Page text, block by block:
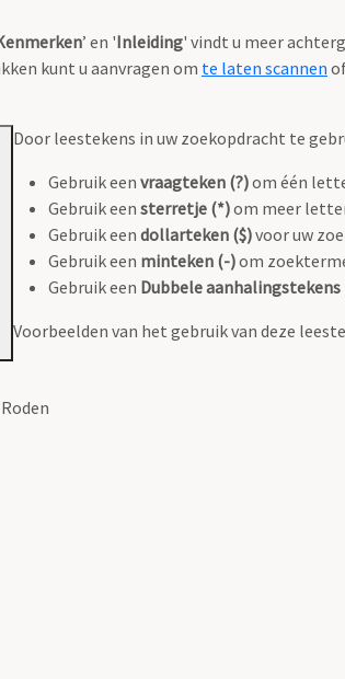
’ en 'Inleiding' vindt u meer
kunt u aanvragen om te laten scannen
Door leestekens in uw zoekopdracht te
Gebruik een vraagteken (?)om één
Gebruik een sterretje (*)om meer
Gebruik een dollarteken ($)voor uw
Gebruik een minteken (-)om
Gebruik een Dubbele
Voorbeelden van het gebruik van deze